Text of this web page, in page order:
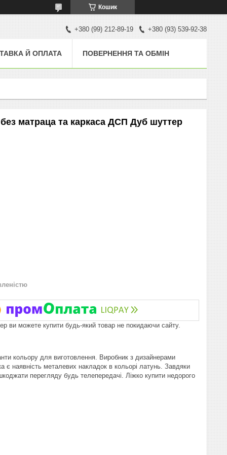
Кошик
+380 (99) 212-89-19 +380 (93) 539-92-38
Й ОПЛАТА ПОВЕРНЕННЯ ТА ОБМІН
матраца та каркаса ДСП Дуб шуттер
ви можете купити будь-який товар не покидаючи сайту.
кольору для виготовлення. Виробник з дизайнерами
є наявність металевих накладок в кольорі латунь. Завдяки
перегляду будь телепередачі. Ліжко купити недорого